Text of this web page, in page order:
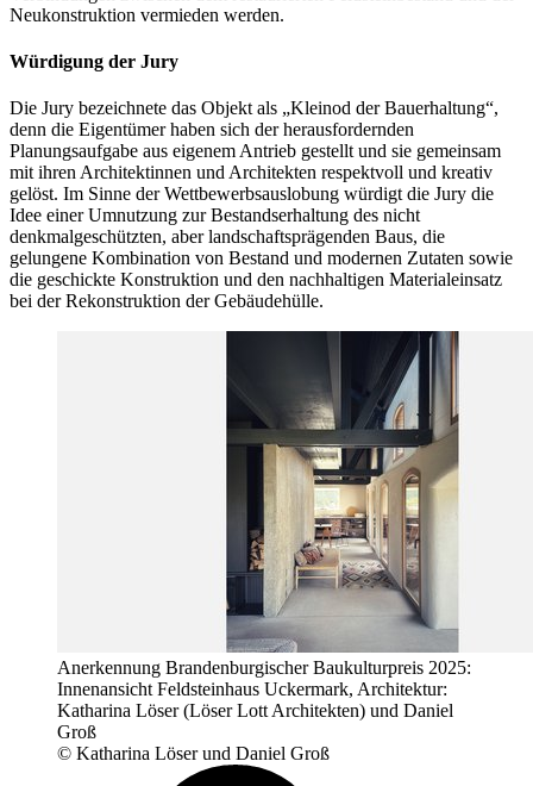
Neukonstruktion vermieden werden.
Würdigung der Jury
Die Jury bezeichnete das Objekt als „Kleinod der Bauerhaltung“,
denn die Eigentümer haben sich der herausfordernden
Planungsaufgabe aus eigenem Antrieb gestellt und sie gemeinsam
mit ihren Architektinnen und Architekten respektvoll und kreativ
gelöst. Im Sinne der Wettbewerbsauslobung würdigt die Jury die
Idee einer Umnutzung zur Bestandserhaltung des nicht
denkmalgeschützten, aber landschaftsprägenden Baus, die
gelungene Kombination von Bestand und modernen Zutaten sowie
die geschickte Konstruktion und den nachhaltigen Materialeinsatz
bei der Rekonstruktion der Gebäudehülle.
Anerkennung Brandenburgischer Baukulturpreis 2025:
Innenansicht Feldsteinhaus Uckermark, Architektur:
Katharina Löser (Löser Lott Architekten) und Daniel
Groß
© Katharina Löser und Daniel Groß